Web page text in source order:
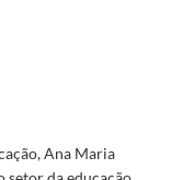
Ana Maria